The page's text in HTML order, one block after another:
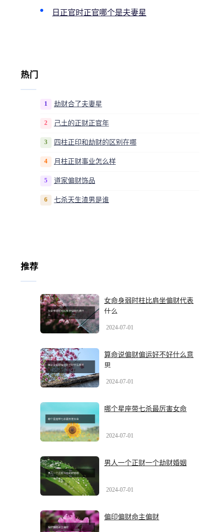
日正官时正官哪个是夫妻星
热门
1 劫财合了夫妻星
2 己土的正财正官年
3 四柱正印和劫财的区别在哪
4 月柱正财事业怎么样
5 道家偏财饰品
6 七杀天生渣男是谁
推荐
女命身弱时柱比肩坐偏财代表
什么
2024-07-01
算命说偏财偏运好不好什么意
思
2024-07-01
哪个星座带七杀最厉害女命
2024-07-01
男人一个正财一个劫财婚姻
2024-07-01
偏印偏财命主偏财